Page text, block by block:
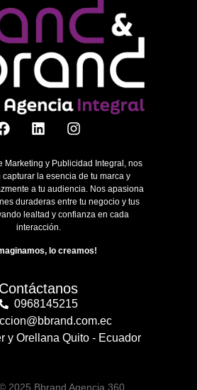
Marketing y Publicidad Integral, nos
capturar la esencia de tu marca y
a tu audiencia. Nos apasiona
duraderas entre tu negocio y tus
lealtad y confianza en cada
interacción.
lo creamos!
Contáctanos
0968145215
y Orellana Quito - Ecuador
2025 Bbrand Agencia 360